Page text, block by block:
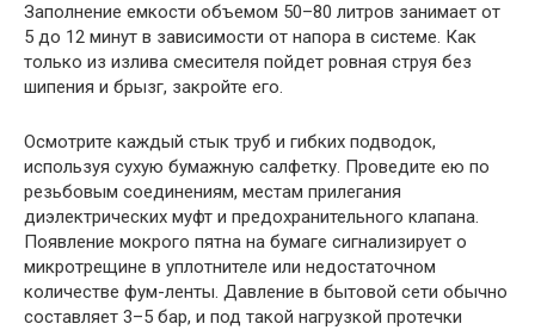
Заполнение емкости объемом 50–80 литров занимает от
5 до 12 минут в зависимости от напора в системе. Как
только из излива смесителя пойдет ровная струя без
шипения и брызг, закройте его.
Осмотрите каждый стык труб и гибких подводок,
используя сухую бумажную салфетку. Проведите ею по
резьбовым соединениям, местам прилегания
диэлектрических муфт и предохранительного клапана.
Появление мокрого пятна на бумаге сигнализирует о
микротрещине в уплотнителе или недостаточном
количестве фум-ленты. Давление в бытовой сети обычно
составляет 3–5 бар, и под такой нагрузкой протечки